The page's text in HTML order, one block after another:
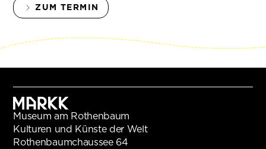
ZUM TERMIN
Museum am Rothenbaum
Kulturen und Künste der Welt
Rothenbaumchaussee 64